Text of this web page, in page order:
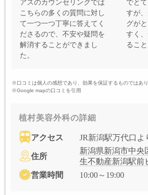
アスのカウンセリングでは
こちらの多くの質問に対し
て一つ一つ丁寧に答えてく
ださるので、不安や疑問を
解消することができまし
た。
でと
すが
グが
すく
るこ
※口コミは個人の感想であり、効果を保証するものではあり
※Google mapの口コミを引用
植村美容外科の詳細
アクセス JR新潟駅万代口よ
住所
新潟県新潟市中央
生不動産新潟駅前
営業時間
10:00～19:00